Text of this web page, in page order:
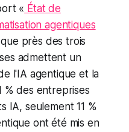
« État de
agentiques
près des trois
admettent un
l'IA agentique et la
% des entreprises
IA, seulement 11 %
ont été mis en